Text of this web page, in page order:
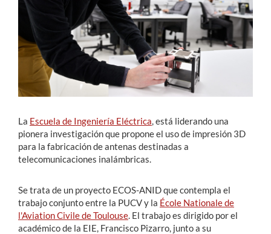
Funcionarios
Alumni
English
La Escuela de Ingeniería Eléctrica , está liderando una
pionera investigación que propone el uso de impresión 3D
para la fabricación de antenas destinadas a
telecomunicaciones inalámbricas.
Se trata de un proyecto ECOS-ANID que contempla el
trabajo conjunto entre la PUCV y la École Nationale de
l'Aviation Civile de Toulouse . El trabajo es dirigido por el
académico de la EIE, Francisco Pizarro, junto a su